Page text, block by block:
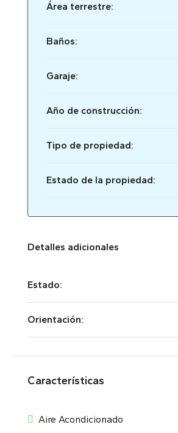
Área terrestre:
Baños:
Garaje:
Año de construcción:
Tipo de propiedad:
Estado de la propiedad:
Detalles adicionales
Estado:
Orientación:
Características
Aire Acondicionado